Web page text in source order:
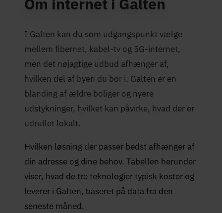
I Galten kan du som udgangspunkt vælge
mellem fibernet, kabel-tv og 5G-internet,
men det nøjagtige udbud afhænger af,
hvilken del af byen du bor i. Galten er en
blanding af ældre boliger og nyere
udstykninger, hvilket kan påvirke, hvad der er
udrullet lokalt.
Hvilken løsning der passer bedst afhænger af
din adresse og dine behov. Tabellen herunder
viser, hvad de tre teknologier typisk koster og
leverer i Galten, baseret på data fra den
seneste måned.